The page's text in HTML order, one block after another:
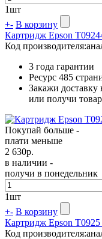
1шт
+- В корзину
Картридж Epson
Код производителя:
3 года гарантии
Ресурс 485
Закажи доставку
или получи
Покупай больше -
плати меньше
2 630р.
в наличии -
получи в понедельник
1шт
+- В корзину
Картридж Epson
Код производителя: